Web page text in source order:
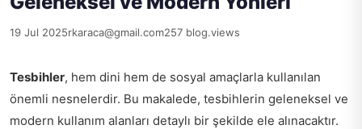
19 Jul 2025rkaraca@gmail.com257 blog.views
Tesbihler, hem dini hem de sosyal amaçlarla kullanılan
önemli nesnelerdir. Bu makalede, tesbihlerin geleneksel ve
modern kullanım alanları detaylı bir şekilde ele alınacaktır.